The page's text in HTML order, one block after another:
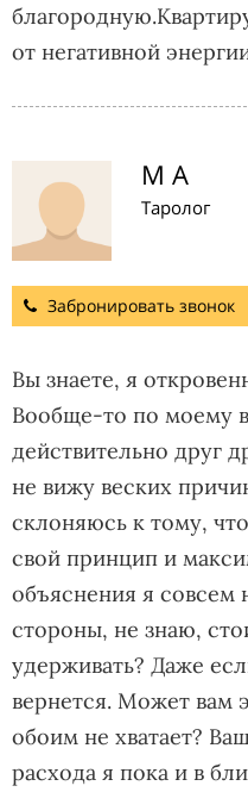
от негативной
М А
Таролог
Забронировать звонок
Вы знаете, я
Вообще-то по моему
действительно друг
не вижу веских
склоняюсь к тому,
свой принцип и
объяснения я совсем
стороны, не знаю,
удерживать? Даже
вернется. Может вам
обоим не хватает?
расхода я пока и в